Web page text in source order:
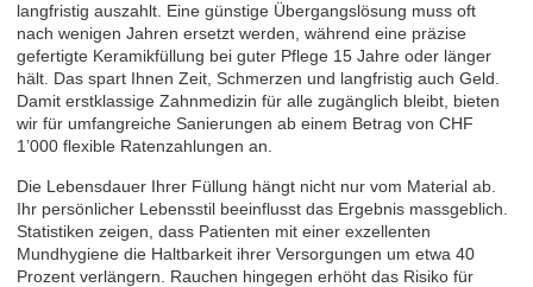
langfristig auszahlt. Eine günstige Übergangslösung muss oft
nach wenigen Jahren ersetzt werden, während eine präzise
gefertigte Keramikfüllung bei guter Pflege 15 Jahre oder länger
hält. Das spart Ihnen Zeit, Schmerzen und langfristig auch Geld.
Damit erstklassige Zahnmedizin für alle zugänglich bleibt, bieten
wir für umfangreiche Sanierungen ab einem Betrag von CHF
1’000 flexible Ratenzahlungen an.
Die Lebensdauer Ihrer Füllung hängt nicht nur vom Material ab.
Ihr persönlicher Lebensstil beeinflusst das Ergebnis massgeblich.
Statistiken zeigen, dass Patienten mit einer exzellenten
Mundhygiene die Haltbarkeit ihrer Versorgungen um etwa 40
Prozent verlängern. Rauchen hingegen erhöht das Risiko für